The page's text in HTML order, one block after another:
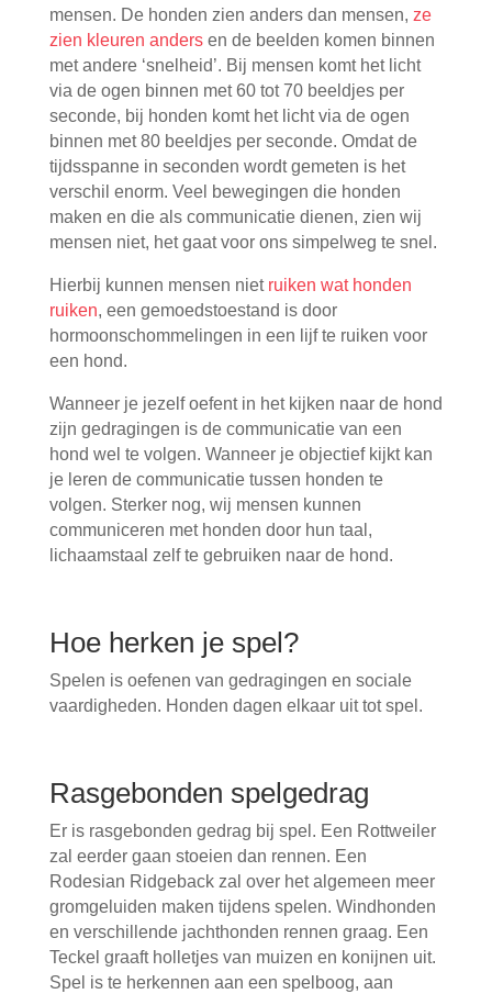
mensen. De honden zien anders dan mensen, ze
zien kleuren andersen de beelden komen binnen
met andere ‘snelheid’. Bij mensen komt het licht
via de ogen binnen met 60 tot 70 beeldjes per
seconde, bij honden komt het licht via de ogen
binnen met 80 beeldjes per seconde. Omdat de
tijdsspanne in seconden wordt gemeten is het
verschil enorm. Veel bewegingen die honden
maken en die als communicatie dienen, zien wij
mensen niet, het gaat voor ons simpelweg te snel.
Hierbij kunnen mensen niet ruiken wat honden
ruiken, een gemoedstoestand is door
hormoonschommelingen in een lijf te ruiken voor
een hond.
Wanneer je jezelf oefent in het kijken naar de hond
zijn gedragingen is de communicatie van een
hond wel te volgen. Wanneer je objectief kijkt kan
je leren de communicatie tussen honden te
volgen. Sterker nog, wij mensen kunnen
communiceren met honden door hun taal,
lichaamstaal zelf te gebruiken naar de hond.
Hoe herken je spel?
Spelen is oefenen van gedragingen en sociale
vaardigheden. Honden dagen elkaar uit tot spel.
Rasgebonden spelgedrag
Er is rasgebonden gedrag bij spel. Een Rottweiler
zal eerder gaan stoeien dan rennen. Een
Rodesian Ridgeback zal over het algemeen meer
gromgeluiden maken tijdens spelen. Windhonden
en verschillende jachthonden rennen graag. Een
Teckel graaft holletjes van muizen en konijnen uit.
Spel is te herkennen aan een spelboog, aan